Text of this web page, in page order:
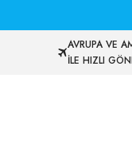
AVRUPA VE
İLE HIZLI